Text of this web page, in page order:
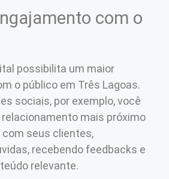
com o
possibilita um maior
o público em Três Lagoas.
sociais, por exemplo, você
mais próximo
com seus clientes,
recebendo feedbacks e
relevante.